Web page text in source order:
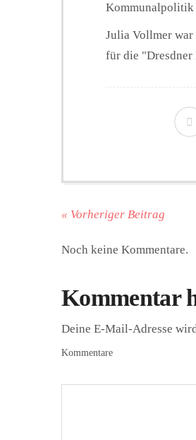
Kommunalpolitik
Julia Vollmer
für die "Dresdner
« Vorheriger Beitrag
Noch keine Kommentare.
Kommentar
Deine E-Mail-Adresse
Kommentare